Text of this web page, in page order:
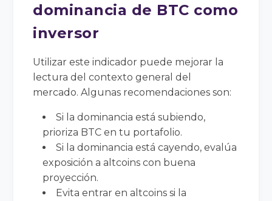
dominancia de BTC como
inversor
Utilizar este indicador puede mejorar la
lectura del contexto general del
mercado. Algunas recomendaciones son:
Si la dominancia está subiendo,
prioriza BTC en tu portafolio.
Si la dominancia está cayendo, evalúa
exposición a altcoins con buena
proyección.
Evita entrar en altcoins si la